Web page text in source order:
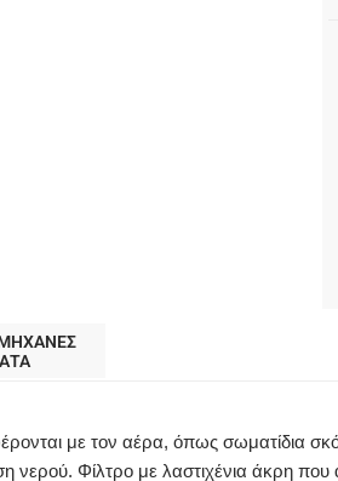
με τον αέρα, όπως σωματίδια
Φίλτρο με λαστιχένια άκρη που